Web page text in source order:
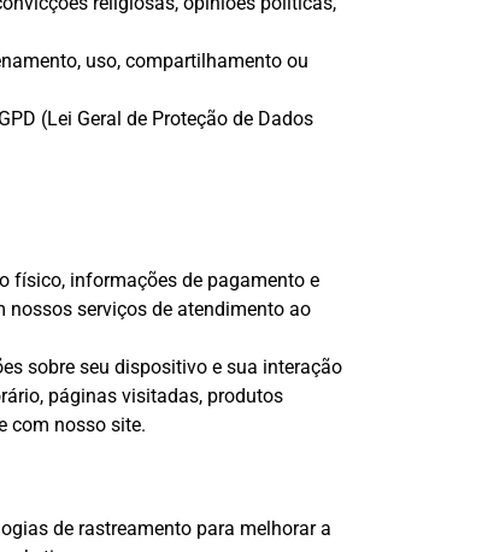
uso, compartilhamento ou
(Lei Geral de Proteção de Dados
físico, informações de pagamento e
serviços de atendimento ao
sobre seu dispositivo e sua interação
páginas visitadas, produtos
com nosso site.
de rastreamento para melhorar a